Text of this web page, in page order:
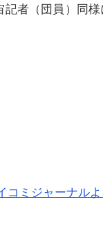
者（団員）同
ミジャーナルよ